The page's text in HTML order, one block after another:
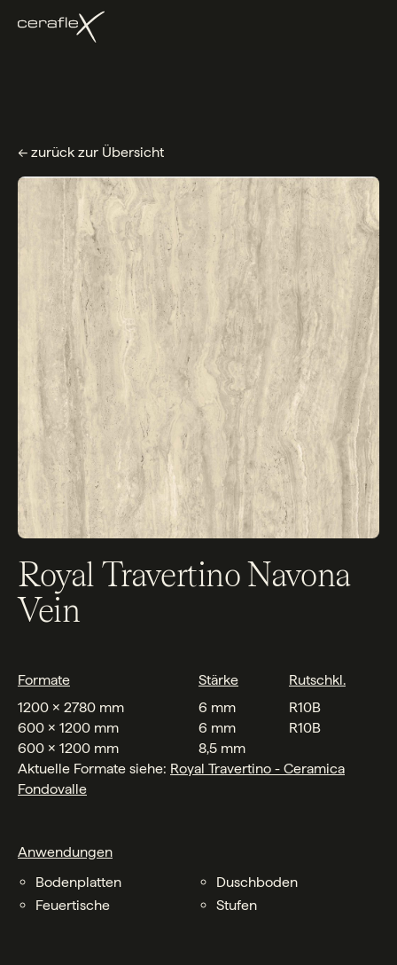
← zurück zur Übersicht
Royal Travertino Navona
Vein
Formate Stärke
Rutschkl.
1200 x 2780 mm
6 mm
R10B
600 x 1200 mm
6 mm
R10B
600 x 1200 mm
8,5 mm
Aktuelle Formate siehe: Royal Travertino - Ceramica
Fondovalle
Anwendungen
Bodenplatten
Duschboden
Feuertische
Stufen